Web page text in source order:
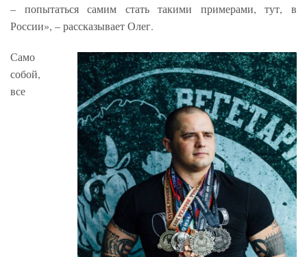
– попытаться самим стать такими примерами, тут, в
России», – рассказывает Олег.
Само
собой,
все